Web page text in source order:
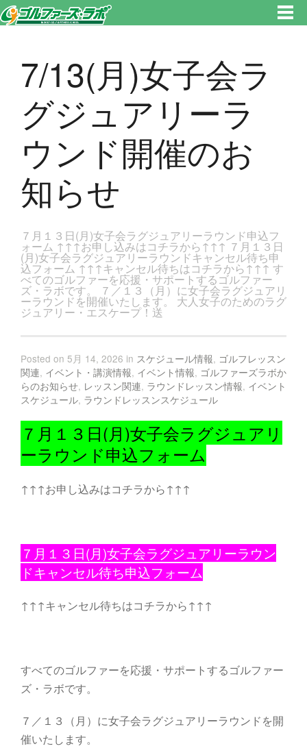
ジです。新宿区、若松河田で気軽にゴルフレッスン！
7/13(月)女子会ラ
グジュアリーラ
ウンド開催のお
知らせ
７月１３日(月)女子会ラグジュアリーラウンド申込フ
ォーム ↑↑↑お申し込みはコチラから↑↑↑ ７月１３日
(月)女子会ラグジュアリーラウンドキャンセル待ち申
込フォーム ↑↑↑キャンセル待ちはコチラから↑↑↑ す
べてのゴルファーを応援・サポートするゴルファー
ズ・ラボです。 ７／１３（月）に女子会ラグジュアリ
ーラウンドを開催いたします。 大人女子のためのラグ
ジュアリー・エスケープ！送
Posted on 5月 14, 2026 in スケジュール情報, ゴルフレッスン
関連, イベント・講演情報, イベント情報, ゴルファーズラボか
らのお知らせ, レッスン関連, ラウンドレッスン情報, イベント
スケジュール, ラウンドレッスンスケジュール
７月１３日(月)女子会ラグジュアリ
ーラウンド申込フォーム
↑↑↑お申し込みはコチラから↑↑↑
７月１３日(月)女子会ラグジュアリーラウン
ドキャンセル待ち申込フォーム
↑↑↑キャンセル待ちはコチラから↑↑↑
すべてのゴルファーを応援・サポートするゴルファー
ズ・ラボです。
７／１３（月）に女子会ラグジュアリーラウンドを開
催いたします。